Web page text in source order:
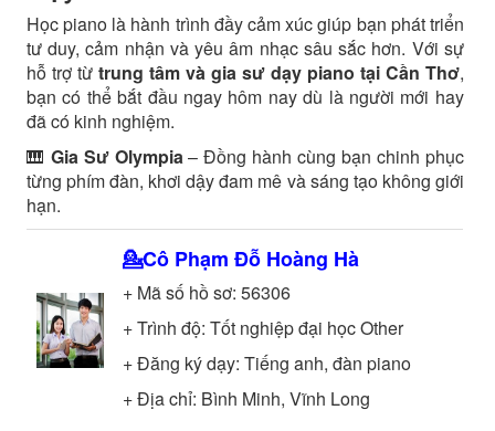
Học piano là hành trình đầy cảm xúc giúp bạn phát triển
tư duy, cảm nhận và yêu âm nhạc sâu sắc hơn. Với sự
hỗ trợ từ trung tâm và gia sư dạy piano tại Cần Thơ,
bạn có thể bắt đầu ngay hôm nay dù là người mới hay
đã có kinh nghiệm.
🎹 Gia Sư Olympia– Đồng hành cùng bạn chinh phục
từng phím đàn, khơi dậy đam mê và sáng tạo không giới
hạn.
💁Cô Phạm Đỗ Hoàng Hà
+ Mã số hồ sơ: 56306
+ Trình độ: Tốt nghiệp đại họcOther
+ Đăng ký dạy: Tiếng anh, đàn piano
+ Địa chỉ: Bình Minh, Vĩnh Long